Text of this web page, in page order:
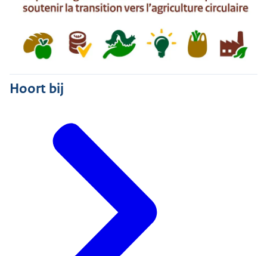
Hoort bij